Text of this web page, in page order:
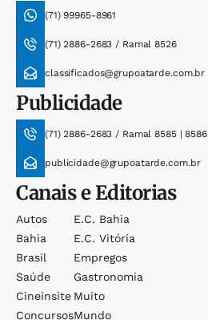
(71) 99965-8961
(71) 2886-2683 / Ramal 8526
classificados@grupoatarde.com.br
Publicidade
(71) 2886-2683 / Ramal 8585 | 8586
publicidade@grupoatarde.com.br
Canais e Editorias
Autos
Bahia
Brasil
Saúde
Cineinsite
Concursos
E.c. Bahia
E.c. Vitória
Empregos
Gastronomia
Muito
Mundo